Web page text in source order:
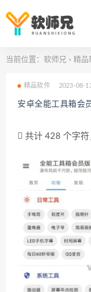
当前位置： 软师兄 > 精品
精品软件 2023-08-
安卓全能工具箱会
共计 428 个字符